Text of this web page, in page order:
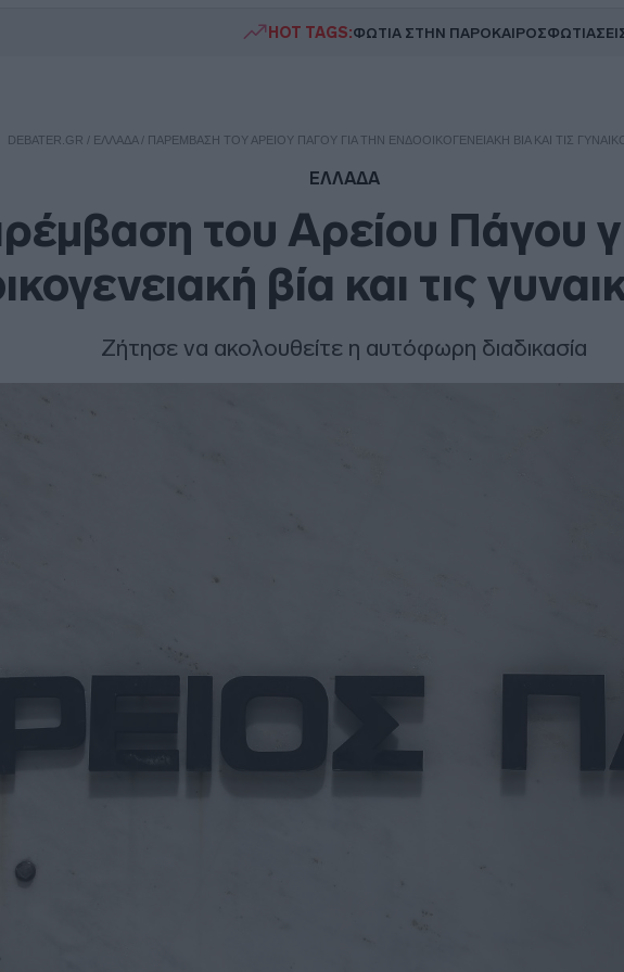
HOT TAGS:ΦΩΤΙΑ ΣΤΗΝ ΠΑΡΟΚΑΙΡΟΣΦΩΤΙΑ
DEBATER.GR / ΕΛΛΑΔΑ/ ΠΑΡΈΜΒΑΣΗ ΤΟΥ ΑΡΕΊΟΥ ΠΆΓΟΥ ΓΙΑ ΤΗΝ ΕΝΔΟΟΙΚΟΓΕΝΕΙΑΚΉ ΒΊΑ ΚΑΙ ΤΙΣ
ΕΛΛΑΔΑ
του Αρείου Πάγου
βία και τις
Ζήτησε να ακολουθείτε η αυτόφωρη διαδικασία